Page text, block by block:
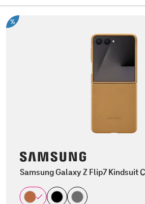
%
Samsung Galaxy Z Flip7 Kindsuit